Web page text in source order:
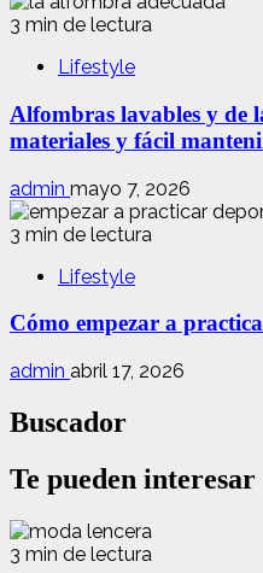
3 min de lectura
Lifestyle
Alfombras lavables y de
materiales y fácil
admin mayo 7, 2026
3 min de lectura
Lifestyle
Cómo empezar a
admin abril 17, 2026
Buscador
Te pueden interesar
3 min de lectura